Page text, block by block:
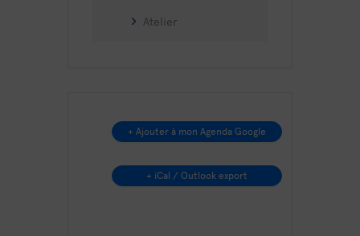
Atelier
+ Ajouter à mon Agenda Google
+ iCal / Outlook export